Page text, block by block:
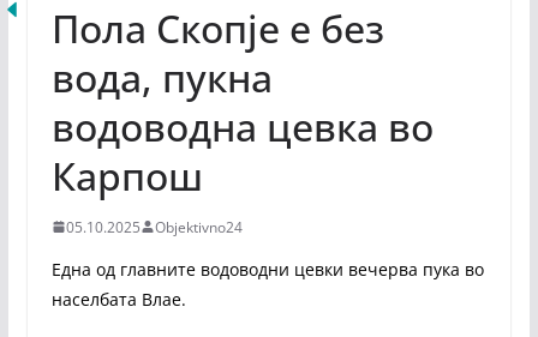
Пола Скопје е без
вода, пукна
водоводна цевка во
Карпош
05.10.2025 Objektivno24
Една од главните водоводни цевки вечерва пука во
населбата Влае.